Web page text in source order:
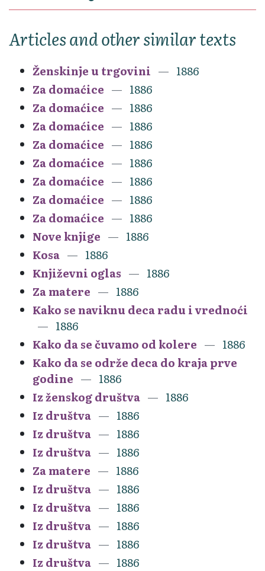
Articles and other similar texts
Ženskinje u trgovini
1886
Za domaćice
1886
Za domaćice
1886
Za domaćice
1886
Za domaćice
1886
Za domaćice
1886
Za domaćice
1886
Za domaćice
1886
Za domaćice
1886
Nove knjige
1886
Kosa
1886
Književni oglas
1886
Za matere
1886
Kako se naviknu deca radu i vrednoći
1886
Kako da se čuvamo od kolere
1886
Kako da se održe deca do kraja prve
godine
1886
Iz ženskog društva
1886
Iz društva
1886
Iz društva
1886
Iz društva
1886
Za matere
1886
Iz društva
1886
Iz društva
1886
Iz društva
1886
Iz društva
1886
Iz društva
1886